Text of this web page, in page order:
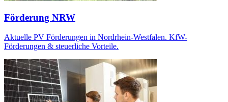
Förderung NRW
Aktuelle PV Förderungen in Nordrhein-Westfalen. KfW-
Förderungen & steuerliche Vorteile.